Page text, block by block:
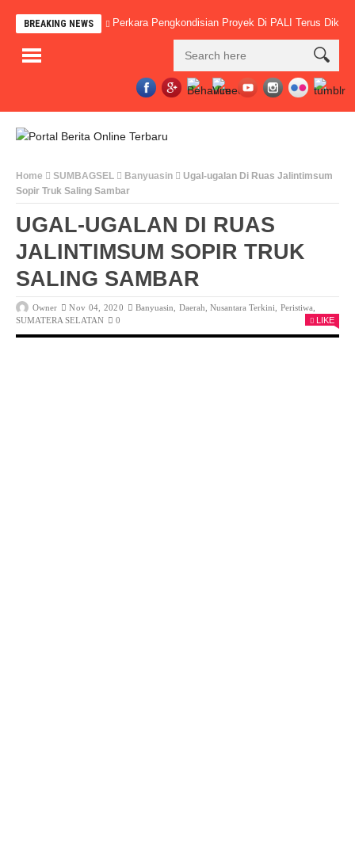
BREAKING NEWS Perkara Pengkondisian Proyek Di PALI Terus
Home SUMBAGSEL Banyuasin
Ugal-ugalan Di Ruas Jalintimsum
Sopir Truk Saling Sambar
UGAL-UGALAN DI RUAS
JALINTIMSUM SOPIR TRUK
SALING SAMBAR
Owner Nov 04, 2020 Banyuasin Daerah ,Nusantara Terkini ,Peristiwa
SUMATERA SELATAN
0 LIKE